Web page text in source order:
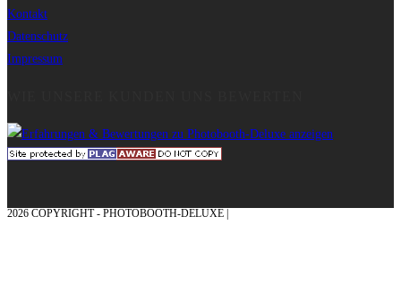
Kontakt
Datenschutz
Impressum
2026 COPYRIGHT - PHOTOBOOTH-DELUXE |